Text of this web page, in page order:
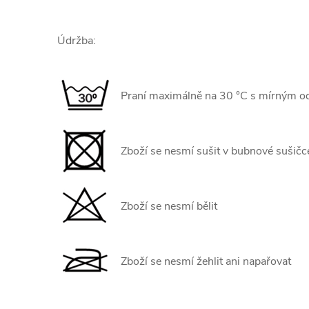
Údržba:
Praní maximálně na 30 °C s mírným
Zboží se nesmí sušit v bubnové
Zboží se nesmí bělit
Zboží se nesmí žehlit ani napařovat